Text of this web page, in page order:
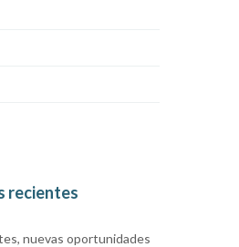
recientes
nuevas oportunidades